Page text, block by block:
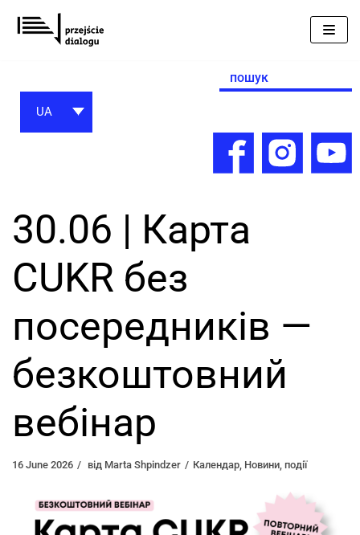
Перейти
до
Search
for:
UA
30.06 | Карта
CUKR без
посередників —
безкоштовний
вебінар
16 June 2026 від Marta Shpindzer Календар Новини події